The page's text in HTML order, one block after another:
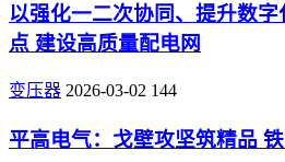
以强化一二次协同、提升数
点 建设高质量配电网
变压器 2026-03-02 144
平高电气：戈壁攻坚筑精品